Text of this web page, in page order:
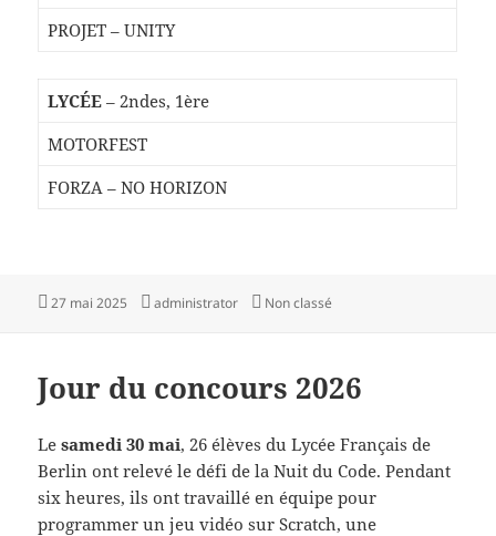
PROJET – UNITY
LYCÉE– 2ndes, 1ère
MOTORFEST
FORZA – NO HORIZON
Publié
27 mai 2025 Auteur
administrator Catégories
Non classé
Jour du concours 2026
Lesamedi 30 mai, 26 élèves du Lycée Français de
Berlin ont relevé le défi de la Nuit du Code. Pendant
six heures, ils ont travaillé en équipe pour
programmer un jeu vidéo sur Scratch, une